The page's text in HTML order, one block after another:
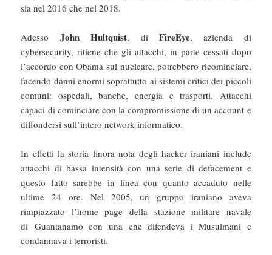
sia nel 2016 che nel 2018.
Adesso John Hultquist, di FireEye, azienda di
cybersecurity, ritiene che gli attacchi, in parte cessati dopo
l’accordo con Obama sul nucleare, potrebbero ricominciare,
facendo danni enormi soprattutto ai sistemi critici dei piccoli
comuni: ospedali, banche, energia e trasporti. Attacchi
capaci di cominciare con la compromissione di un account e
diffondersi sull’intero network informatico.
In effetti la storia finora nota degli hacker iraniani include
attacchi di bassa intensità con una serie di defacement e
questo fatto sarebbe in linea con quanto accaduto nelle
ultime 24 ore. Nel 2005, un gruppo iraniano aveva
rimpiazzato l’home page della stazione militare navale
di Guantanamo con una che difendeva i Musulmani e
condannava i terroristi.